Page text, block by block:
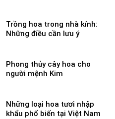
Trồng hoa trong nhà kính:
Những điều cần lưu ý
Phong thủy cây hoa cho
người mệnh Kim
Những loại hoa tươi nhập
khẩu phổ biến tại Việt Nam